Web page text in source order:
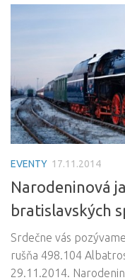
EVENTY 17.11.2014
Narodeninová
bratislavských
Srdečne vás
rušňa 498.104
29.11.2014.